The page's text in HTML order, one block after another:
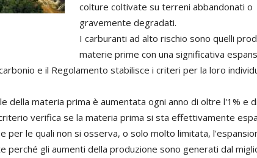
colture coltivate su terreni abbandonati o
gravemente degradati.
I carburanti ad alto rischio sono quelli
materie prime con una significativa
e il Regolamento stabilisce i criteri per la loro
della materia prima è aumentata ogni anno di oltre l'1% e
verifica se la materia prima si sta effettivamente
per le quali non si osserva, o solo molto limitata,
perché gli aumenti della produzione sono generati dal